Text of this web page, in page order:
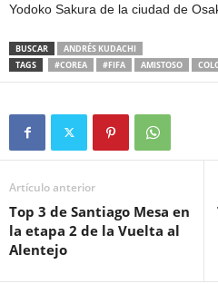
Yodoko Sakura de la ciudad de
BUSCAR
ANDRÉS KUDACHI
TAGS
#COREA #FIFA AMISTOSO
Artículo anterior
Top 3 de Santiago Mesa en
la etapa 2 de la Vuelta al
Alentejo